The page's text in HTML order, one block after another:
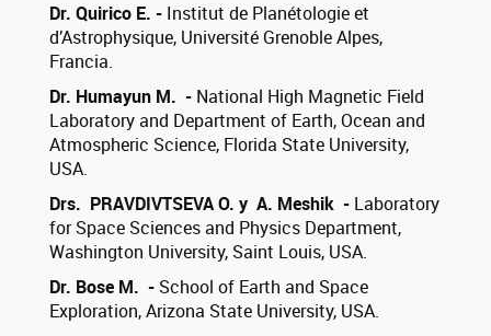
Dr. Quirico E. - Institut de Planétologie et
d’Astrophysique, Université Grenoble Alpes,
Francia.
Dr. Humayun M. - National High Magnetic Field
Laboratory and Department of Earth, Ocean and
Atmospheric Science, Florida State University,
USA.
Drs. PRAVDIVTSEVA O. y A. Meshik - Laboratory
for Space Sciences and Physics Department,
Washington University, Saint Louis, USA.
Dr. Bose M. - School of Earth and Space
Exploration, Arizona State University, USA.